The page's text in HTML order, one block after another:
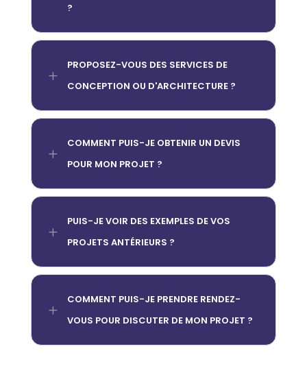
?
L
PROPOSEZ-VOUS DES SERVICES DE
CONCEPTION OU D'ARCHITECTURE ?
L
COMMENT PUIS-JE OBTENIR UN DEVIS
POUR MON PROJET ?
L
PUIS-JE VOIR DES EXEMPLES DE VOS
PROJETS ANTÉRIEURS ?
L
COMMENT PUIS-JE PRENDRE RENDEZ-
VOUS POUR DISCUTER DE MON PROJET ?